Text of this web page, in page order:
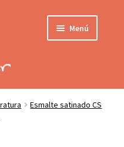
Menú
Mi cuenta
Esmalte satinado CS